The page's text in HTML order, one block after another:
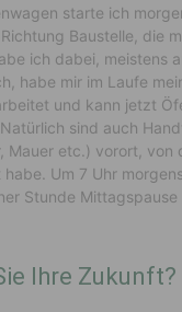
starte ich
Baustelle, die
ich dabei, meistens
habe mir im Laufe
und kann jetzt
sind auch
Mauer etc.) vorort, von
Um 7 Uhr
Stunde Mittagspause
Ihre Zukunft?